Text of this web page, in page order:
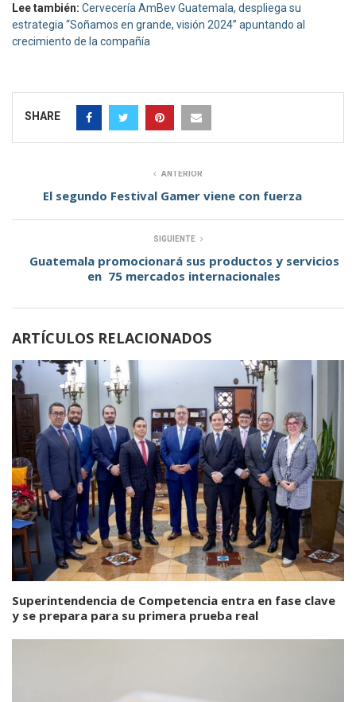
Lee también: Cervecería AmBev Guatemala, despliega su
estrategia “Soñamos en grande, visión 2024” apuntando al
crecimiento de la compañía
SHARE
ANTERIOR
El segundo Festival Gamer viene con fuerza
SIGUIENTE
Guatemala promocionará sus productos y servicios
en 75 mercados internacionales
ARTÍCULOS RELACIONADOS
Superintendencia de Competencia entra en fase clave
y se prepara para su primera prueba real